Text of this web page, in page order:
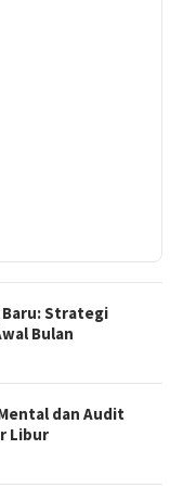
Baru: Strategi
Bulan
dan Audit
Libur